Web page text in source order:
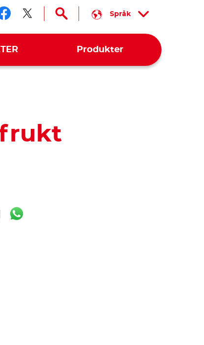
oss facebook
Följ oss twitter
Språk
Produkter
WhatsApp
which means honeycomb. That's where their